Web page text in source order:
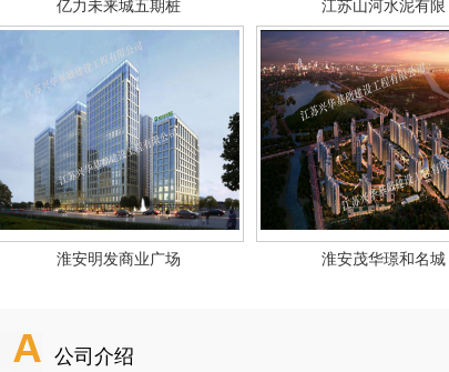
亿力未来城五期桩 江苏山河水泥有限
淮安明发商业广场 淮安茂华璟和名城
公司介绍